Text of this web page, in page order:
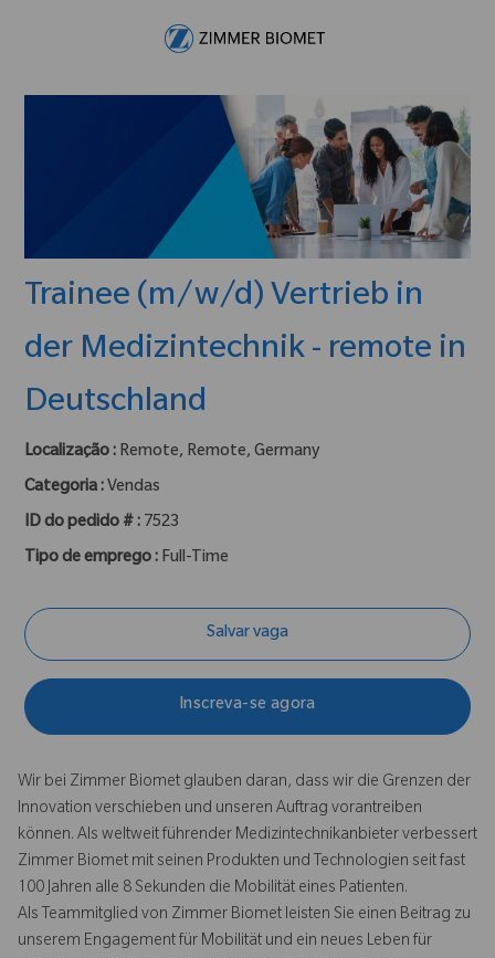
Trainee (m/w/d) Vertrieb in
der Medizintechnik - remote in
Deutschland
Localização : Remote, Remote, Germany
Categoria : Vendas
ID do pedido # : 7523
Tipo de emprego : Full-Time
Salvar vaga
Inscreva-se agora
Wir bei Zimmer Biomet glauben daran, dass wir die Grenzen der
Innovation verschieben und unseren Auftrag vorantreiben
können. Als weltweit führender Medizintechnikanbieter verbessert
Zimmer Biomet mit seinen Produkten und Technologien seit fast
100 Jahren alle 8 Sekunden die Mobilität eines Patienten.
Als Teammitglied von Zimmer Biomet leisten Sie einen Beitrag zu
unserem Engagement für Mobilität und ein neues Leben für